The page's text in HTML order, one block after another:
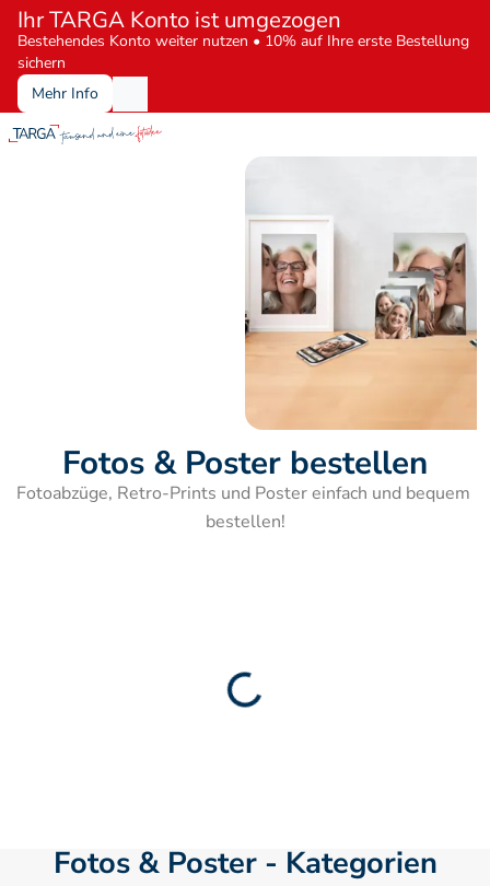
Ihr TARGA Konto ist umgezogen
Bestehendes Konto weiter nutzen • 10% auf Ihre erste Bestellung
sichern
Mehr Info
Fotos & Poster bestellen
Fotoabzüge, Retro-Prints und Poster einfach und bequem
bestellen!
Fotos & Poster - Kategorien